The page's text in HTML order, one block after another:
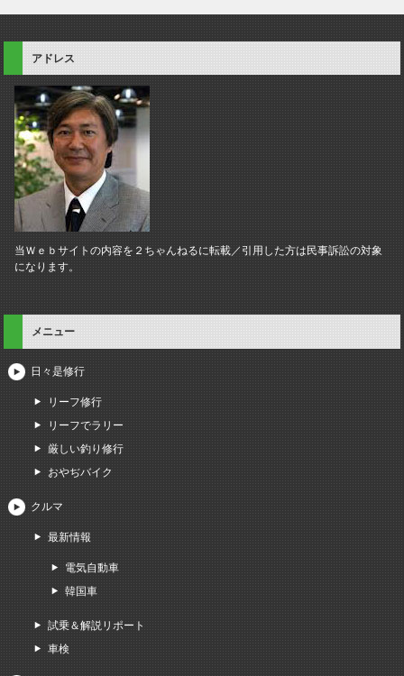
アドレス
当Ｗｅｂサイトの内容を２ちゃんねるに転載／引用した方は民事訴訟の対象
になります。
メニュー
日々是修行
リーフ修行
リーフでラリー
厳しい釣り修行
おやぢバイク
クルマ
最新情報
電気自動車
韓国車
試乗＆解説リポート
車検